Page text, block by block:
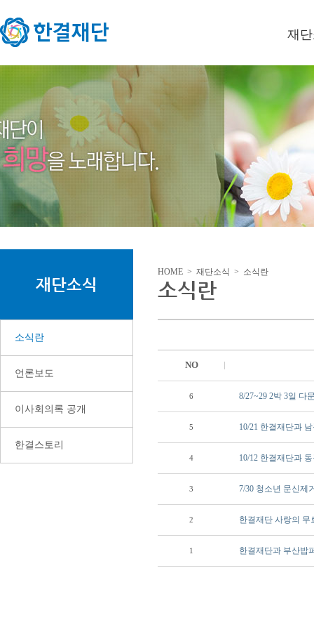
재
이사
미션/
연혁
재단소식
소식란
언론보도
이사회의록 공개
한결스토리
HOME > 재단소식 > 소식란
소식란
NO
6 8/27~29 2박 3일 다
5 10/21 한결재단과
4 10/12 한결재단과
3 7/30 청소년 문신제
2 한결재단 사랑의 무
1 한결재단과 부산밥